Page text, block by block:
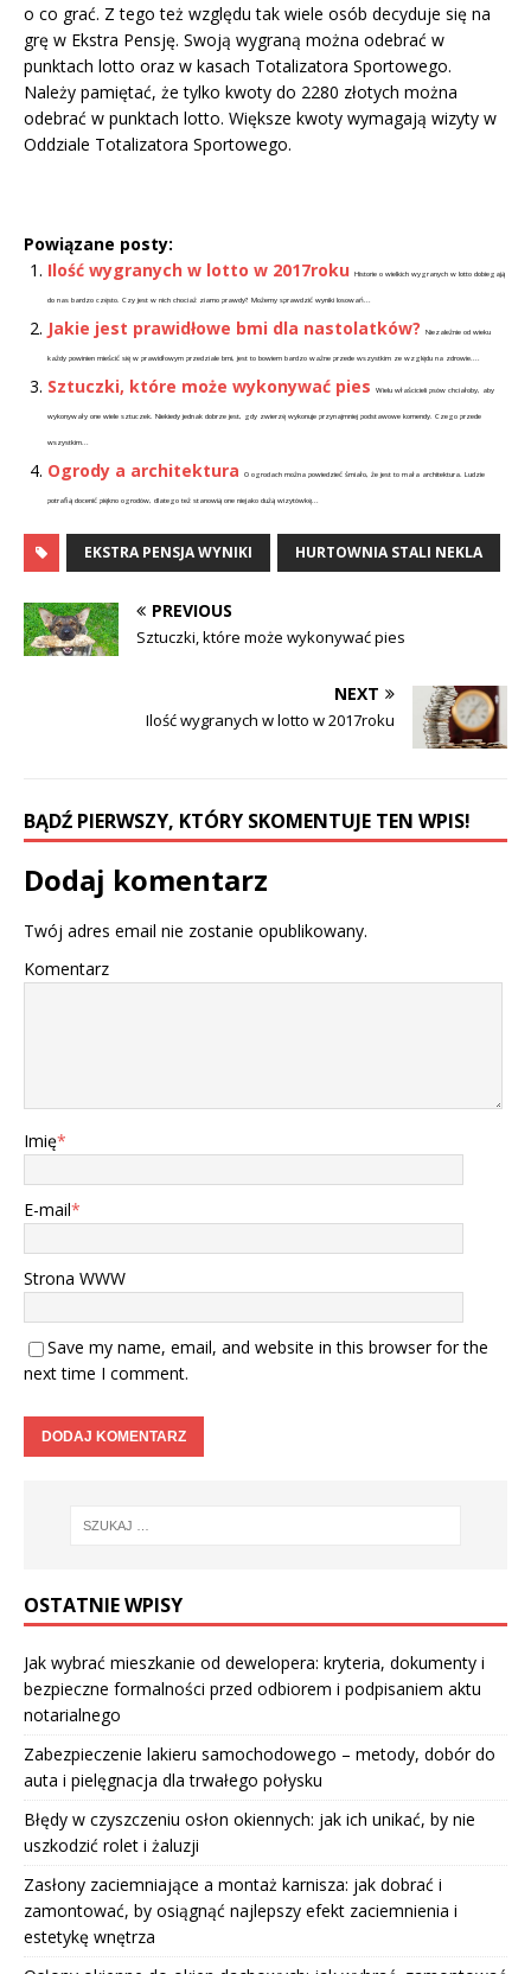
o co grać. Z tego też względu tak wiele osób decyduje się na
grę w Ekstra Pensję. Swoją wygraną można odebrać w
punktach lotto oraz w kasach Totalizatora Sportowego.
Należy pamiętać, że tylko kwoty do 2280 złotych można
odebrać w punktach lotto. Większe kwoty wymagają wizyty w
Oddziale Totalizatora Sportowego.
Powiązane posty:
Ilość wygranych w lotto w 2017roku
Historie o wielkich wygranych w lotto dobiegają
do nas bardzo często. Czy jest w nich chociaż ziarno prawdy? Możemy sprawdzić wyniki losowań...
Jakie jest prawidłowe bmi dla nastolatków? Niezależnie od wieku
każdy powinien mieścić się w prawidłowym przedziale bmi, jest to bowiem bardzo ważne przede wszystkim ze względu na zdrowie....
Sztuczki, które może wykonywać pies Wielu właścicieli psów chciałoby, aby
wykonywały one wiele sztuczek. Niekiedy jednak dobrze jest, gdy zwierzę wykonuje przynajmniej podstawowe komendy. Czego przede
wszystkim...
Ogrody a architektura O ogrodach można powiedzieć śmiało, że jest to mała architektura. Ludzie
potrafią docenić piękno ogrodów, dlatego też stanowią one niejako dużą wizytówkę...
EKSTRA PENSJA WYNIKI HURTOWNIA STALI NEKLA
PREVIOUS
Sztuczki, które może wykonywać pies
NEXT
Ilość wygranych w lotto w 2017roku
BĄDŹ PIERWSZY, KTÓRY SKOMENTUJE TEN WPIS!
Dodaj komentarz
Twój adres email nie zostanie opublikowany.
Komentarz
Imię*
E-mail*
Strona WWW
Save my name, email, and website in this browser for the
next time I comment.
OSTATNIE WPISY
Jak wybrać mieszkanie od dewelopera: kryteria, dokumenty i
bezpieczne formalności przed odbiorem i podpisaniem aktu
notarialnego
Zabezpieczenie lakieru samochodowego – metody, dobór do
auta i pielęgnacja dla trwałego połysku
Błędy w czyszczeniu osłon okiennych: jak ich unikać, by nie
uszkodzić rolet i żaluzji
Zasłony zaciemniające a montaż karnisza: jak dobrać i
zamontować, by osiągnąć najlepszy efekt zaciemnienia i
estetykę wnętrza